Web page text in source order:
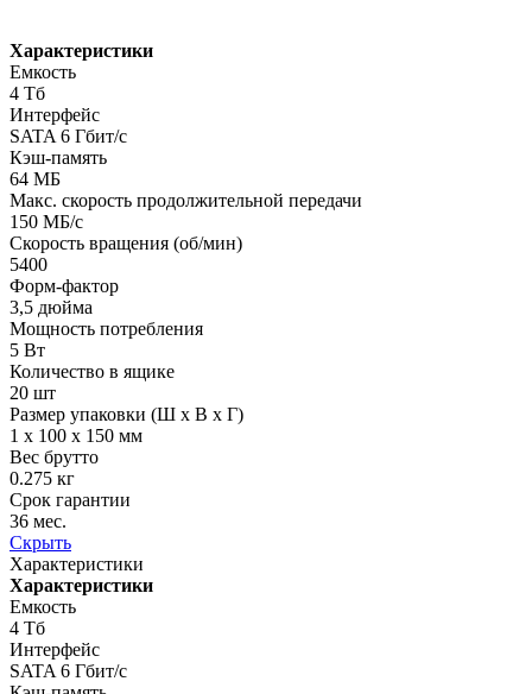
Характеристики
Емкость
4 Тб
Интерфейc
SATA 6 Гбит/с
Кэш-память
64 МБ
Макс. скорость продолжительной передачи
150 МБ/с
Скорость вращения (об/мин)
5400
Форм-фактор
3,5 дюйма
Мощность потребления
5 Вт
Количество в ящике
20 шт
Размер упаковки (Ш х В х Г)
1 x 100 x 150 мм
Вес брутто
0.275 кг
Срок гарантии
36 мес.
Скрыть
Характеристики
Характеристики
Емкость
4 Тб
Интерфейc
SATA 6 Гбит/с